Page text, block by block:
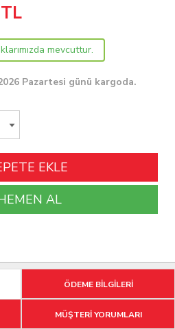
TL
mevcuttur.
Pazartesi günü kargoda.
EKLE
AL
ÖDEME BİLGİLERİ
MÜŞTERİ YORUMLARI